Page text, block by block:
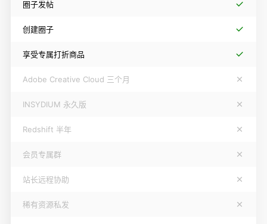
圈子发帖
创建圈子
享受专属打折商品
Adobe Creative Cloud 三个月
INSYDIUM 永久版
Redshift 半年
会员专属群
站长远程协助
稀有资源私发